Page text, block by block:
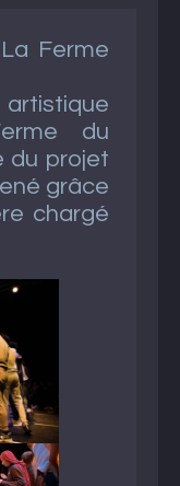
Ferme
du
du projet
grâce
chargé